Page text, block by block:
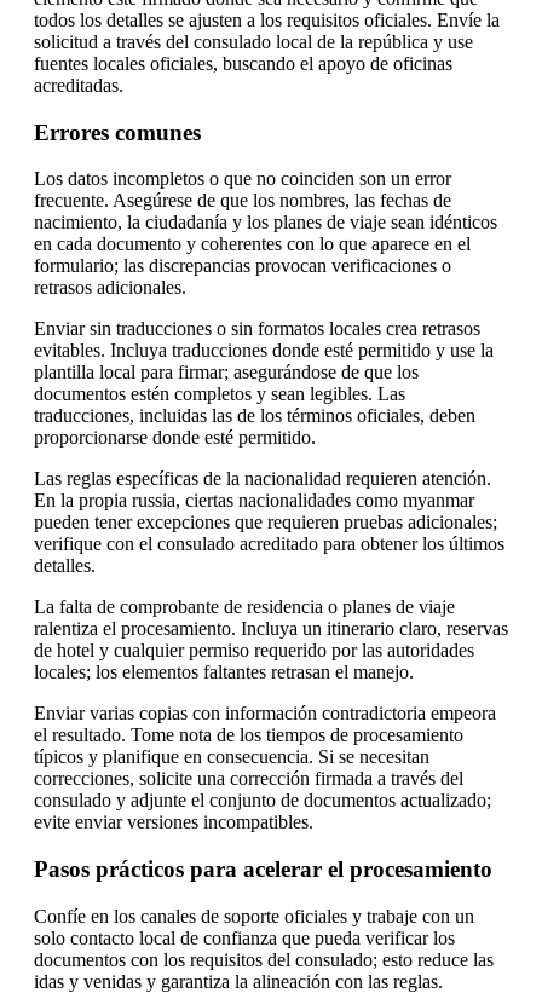
todos los detalles se ajusten a los requisitos oficiales. Envíe la
solicitud a través del consulado local de la república y use
fuentes locales oficiales, buscando el apoyo de oficinas
acreditadas.
Errores comunes
Los datos incompletos o que no coinciden son un error
frecuente. Asegúrese de que los nombres, las fechas de
nacimiento, la ciudadanía y los planes de viaje sean idénticos
en cada documento y coherentes con lo que aparece en el
formulario; las discrepancias provocan verificaciones o
retrasos adicionales.
Enviar sin traducciones o sin formatos locales crea retrasos
evitables. Incluya traducciones donde esté permitido y use la
plantilla local para firmar; asegurándose de que los
documentos estén completos y sean legibles. Las
traducciones, incluidas las de los términos oficiales, deben
proporcionarse donde esté permitido.
Las reglas específicas de la nacionalidad requieren atención.
En la propia russia, ciertas nacionalidades como myanmar
pueden tener excepciones que requieren pruebas adicionales;
verifique con el consulado acreditado para obtener los últimos
detalles.
La falta de comprobante de residencia o planes de viaje
ralentiza el procesamiento. Incluya un itinerario claro, reservas
de hotel y cualquier permiso requerido por las autoridades
locales; los elementos faltantes retrasan el manejo.
Enviar varias copias con información contradictoria empeora
el resultado. Tome nota de los tiempos de procesamiento
típicos y planifique en consecuencia. Si se necesitan
correcciones, solicite una corrección firmada a través del
consulado y adjunte el conjunto de documentos actualizado;
evite enviar versiones incompatibles.
Pasos prácticos para acelerar el procesamiento
Confíe en los canales de soporte oficiales y trabaje con un
solo contacto local de confianza que pueda verificar los
documentos con los requisitos del consulado; esto reduce las
idas y venidas y garantiza la alineación con las reglas.